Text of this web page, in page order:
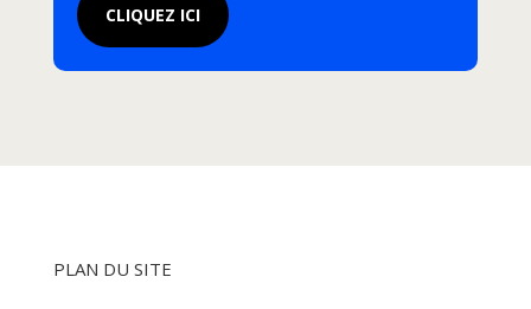
CLIQUEZ ICI
PLAN DU SITE